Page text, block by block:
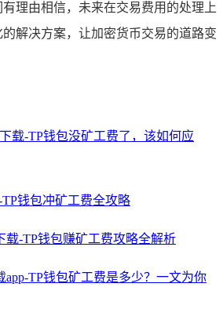
理由相信，未来在交易费用的处理上
解决方案，让加密货币交易的道路变
载-TP钱包没矿工费了，该如何应
TP钱包冲矿工费全攻略
载-TP钱包赚矿工费攻略全解析
app-TP钱包矿工费是多少？一文为你